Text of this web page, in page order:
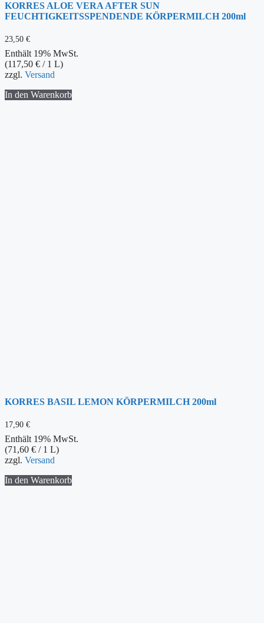
KORRES ALOE VERA AFTER SUN
FEUCHTIGKEITSSPENDENDE KÖRPERMILCH 200ml
23,50 €
Enthält 19% MwSt.
(117,50 € / 1 L)
zzgl. Versand
In den Warenkorb
KORRES BASIL LEMON KÖRPERMILCH 200ml
17,90 €
Enthält 19% MwSt.
(71,60 € / 1 L)
zzgl. Versand
In den Warenkorb